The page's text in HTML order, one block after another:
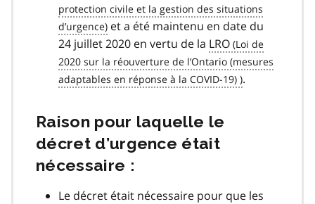
et a été maintenu en date du
24 juillet 2020 en vertu de la LRO
.
Raison pour laquelle le
décret d’urgence était
nécessaire :
Le décret était nécessaire pour que les